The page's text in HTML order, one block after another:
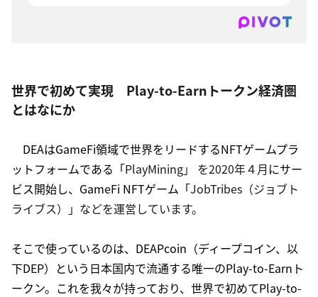
世界で初めて実現　Play-to-Earnトークン経済圏
とはなにか
DEAはGameFi領域で世界をリードするNFTゲームプラ
ットフォームである「PlayMining」 を2020年４月 にサー
ビス開始し、GameFi NFTゲーム「JobTribes （ジョブト
ライブス）」などを運営しています。
そこで使っているのは、DEAPcoin（ディープコイン、以
下DEP）という日本国内で流通する唯一のPlay-to-Earnト
ークン。これを我々が持っており、世界で初めてPlay-to-